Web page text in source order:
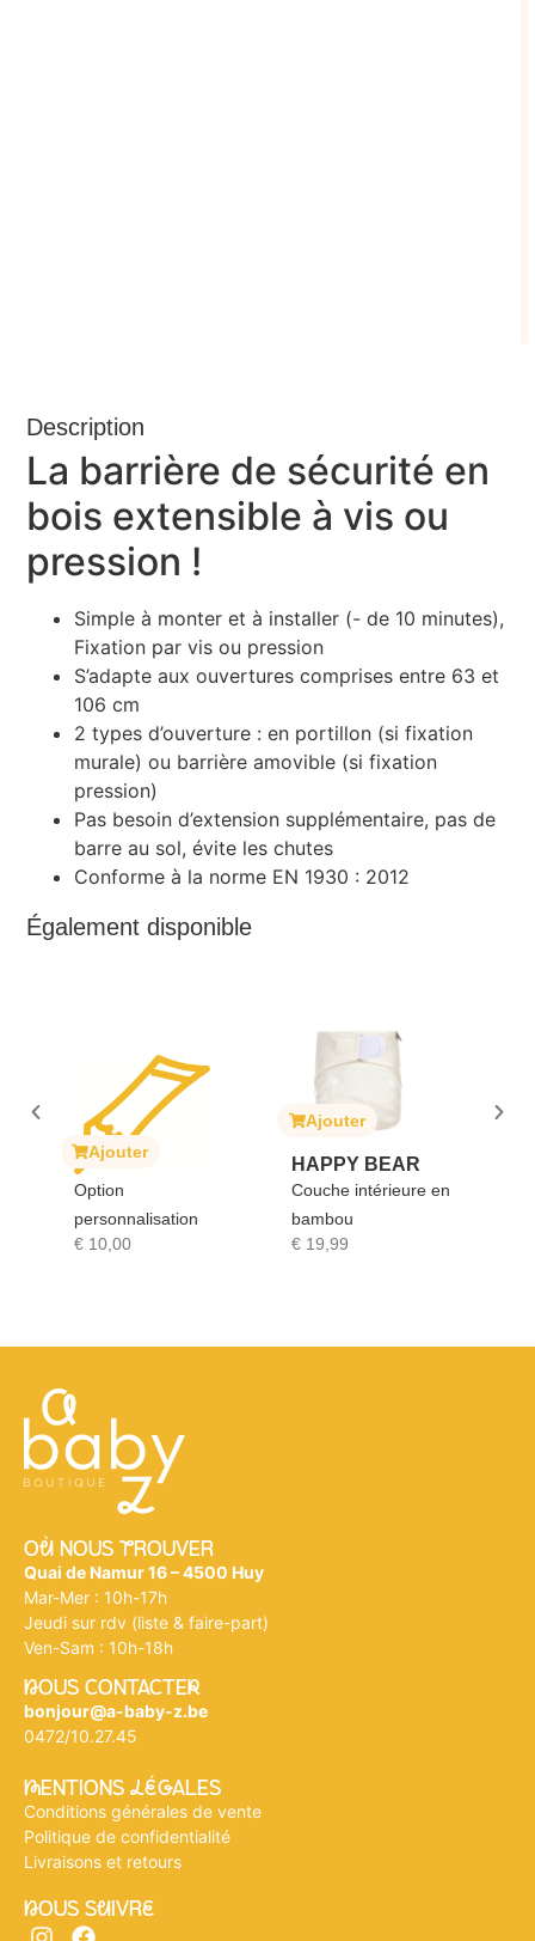
Description
La barrière de sécurité en
bois extensible à vis ou
pression !
Simple à monter et à installer (- de 10 minutes),
Fixation par vis ou pression
S’adapte aux ouvertures comprises entre 63 et
106 cm
2 types d’ouverture : en portillon (si fixation
murale) ou barrière amovible (si fixation
pression)
Pas besoin d’extension supplémentaire, pas de
barre au sol, évite les chutes
Conforme à la norme EN 1930 : 2012
Également disponible
Ajouter
Option
personnalisation
€ 10,00
Ajouter
HAPPY BEAR
Couche intérieure en
bambou
€19,99
Où NOUS tROUVER
Quai de Namur 16 – 4500 Huy
Mar-Mer : 10h-17h
Jeudi sur rdv (liste & faire-part)
Ven-Sam : 10h-18h
nOUS CONTACTEr
bonjour@a-baby-z.be
0472/10.27.45
mENTIONS légALES
Conditions générales de vente
Politique de confidentialité
Livraisons et retours
nOUS SuIVRe